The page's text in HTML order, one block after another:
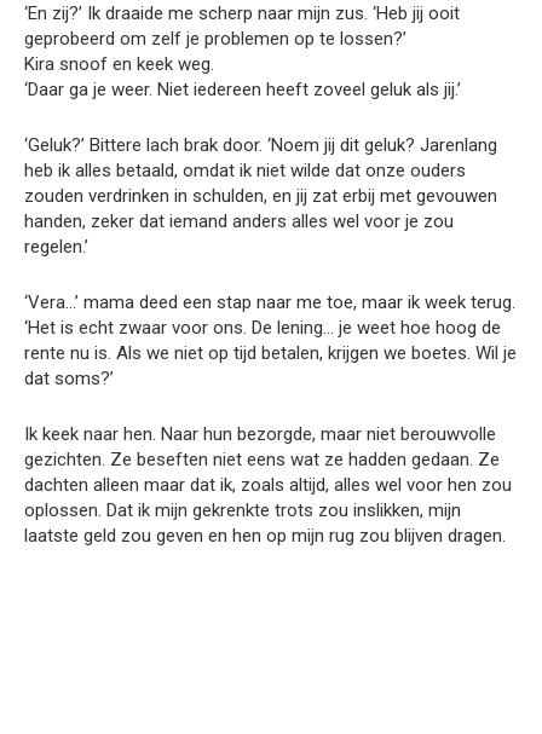
‘En zij?’ Ik draaide me scherp naar mijn zus. ‘Heb jij ooit
geprobeerd om zelf je problemen op te lossen?’
Kira snoof en keek weg.
‘Daar ga je weer. Niet iedereen heeft zoveel geluk als jij.’
‘Geluk?’ Bittere lach brak door. ‘Noem jij dit geluk? Jarenlang
heb ik alles betaald, omdat ik niet wilde dat onze ouders
zouden verdrinken in schulden, en jij zat erbij met gevouwen
handen, zeker dat iemand anders alles wel voor je zou
regelen.’
‘Vera…’ mama deed een stap naar me toe, maar ik week terug.
‘Het is echt zwaar voor ons. De lening… je weet hoe hoog de
rente nu is. Als we niet op tijd betalen, krijgen we boetes. Wil je
dat soms?’
Ik keek naar hen. Naar hun bezorgde, maar niet berouwvolle
gezichten. Ze beseften niet eens wat ze hadden gedaan. Ze
dachten alleen maar dat ik, zoals altijd, alles wel voor hen zou
oplossen. Dat ik mijn gekrenkte trots zou inslikken, mijn
laatste geld zou geven en hen op mijn rug zou blijven dragen.